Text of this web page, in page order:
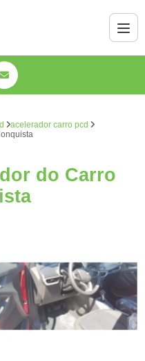
acelerador carro pcd
do Carro